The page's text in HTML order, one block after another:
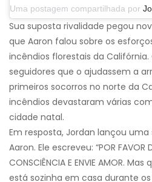
Uma postagem compartilhada por
Sua suposta rivalidade pegou
que Aaron falou sobre os
incêndios florestais da
seguidores que o ajudassem a
primeiros socorros no norte da
incêndios devastaram várias
cidade natal.
Em resposta, Jordan lançou
Aaron. Ele escreveu: “POR FAVOR
CONSCIÊNCIA E ENVIE AMOR.
está sozinha em casa durante